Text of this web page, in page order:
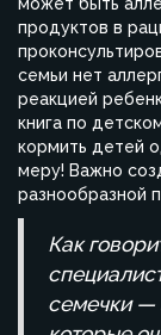
может быть
продуктов в
семьи нет
реакцией
книга по
кормить детей
меру! Важно
разнообразной
Как
семечки —